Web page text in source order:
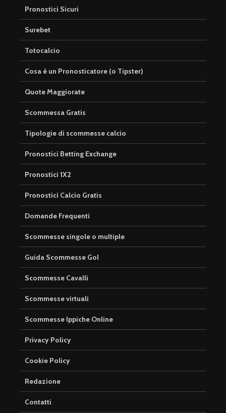
Pronostici Sicuri
Surebet
Totocalcio
Cosa è un Pronosticatore (o Tipster)
Quote Maggiorate
Scommessa Gratis
Tipologie di scommesse calcio
Pronostici Betting Exchange
Pronostici 1X2
Pronostici Calcio Gratis
Domande Frequenti
Scommesse singole o multiple
Guida Scommesse Gol
Scommesse Cavalli
Scommesse virtuali
Scommesse Ippiche Online
Privacy Policy
Cookie Policy
Redazione
Contatti